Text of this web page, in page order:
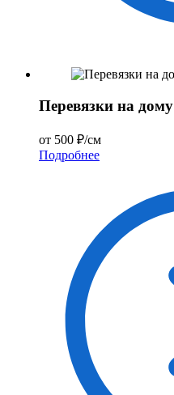
Перевязки на дому
от 500 ₽/см
Подробнее